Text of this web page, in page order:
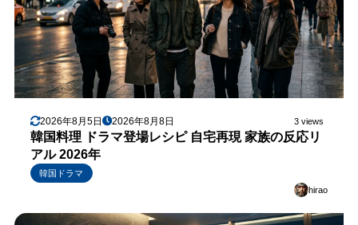
2026年8月5日 2026年8月8日 3 views
韓国料理 ドラマ登場レシピ 自宅再現 家族の反応リ
アル 2026年
韓国ドラマ
hirao